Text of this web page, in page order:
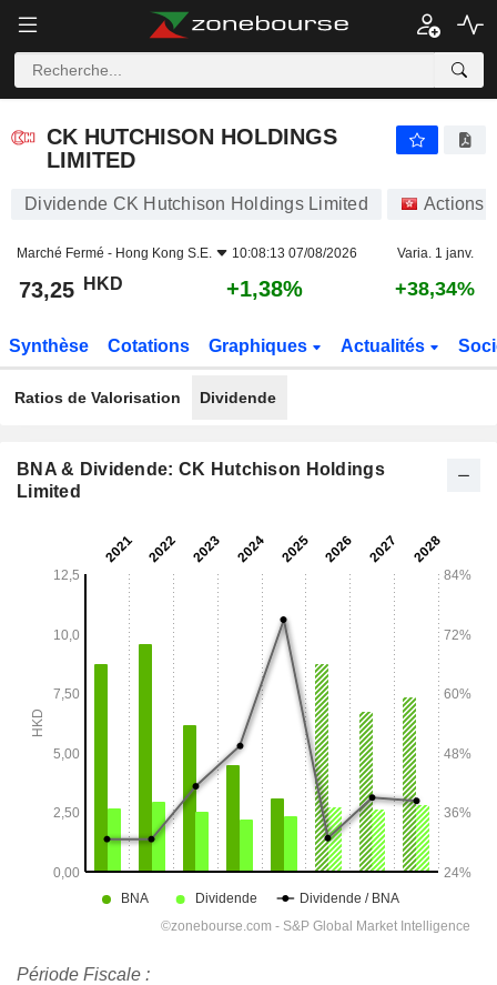
CK HUTCHISON HOLDINGS
LIMITED
Dividende CK Hutchison Holdings Limited Actions
Marché Fermé - Hong Kong S.E. 10:08:13 07/08/2026 Varia. 1 janv.
73,25 HKD +1,38% +38,34%
Synthèse Cotations Graphiques Actualités
Ratios de Valorisation Dividende
BNA & Dividende: CK Hutchison Holdings
Limited
Période Fiscale :